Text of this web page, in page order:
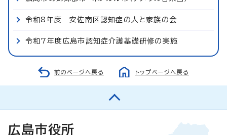
令和8年度 安佐南区認知症の人と家族の会
令和7年度広島市認知症介護基礎研修の実施
前のページへ戻る トップページへ戻る
広島市役所